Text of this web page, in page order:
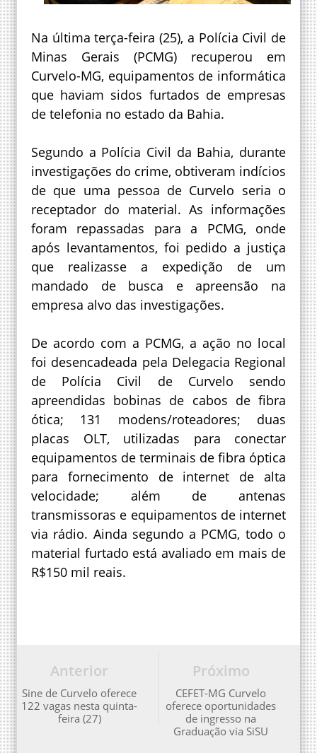
Na última terça-feira (25), a Polícia Civil de
Minas Gerais (PCMG) recuperou em
Curvelo-MG, equipamentos de informática
que haviam sidos furtados de empresas
de telefonia no estado da Bahia.
Segundo a Polícia Civil da Bahia, durante
investigações do crime, obtiveram indícios
de que uma pessoa de Curvelo seria o
receptador do material. As informações
foram repassadas para a PCMG, onde
após levantamentos, foi pedido a justiça
que realizasse a expedição de um
mandado de busca e apreensão na
empresa alvo das investigações.
De acordo com a PCMG, a ação no local
foi desencadeada pela Delegacia Regional
de Polícia Civil de Curvelo sendo
apreendidas bobinas de cabos de fibra
ótica; 131 modens/roteadores; duas
placas OLT, utilizadas para conectar
equipamentos de terminais de fibra óptica
para fornecimento de internet de alta
velocidade; além de antenas
transmissoras e equipamentos de internet
via rádio. Ainda segundo a PCMG, todo o
material furtado está avaliado em mais de
R$150 mil reais.
Próximo
CEFET-MG Curvelo
oferece oportunidades
de ingresso na
Graduação via SiSU
Anterior
Sine de Curvelo oferece
122 vagas nesta quinta-
feira (27)